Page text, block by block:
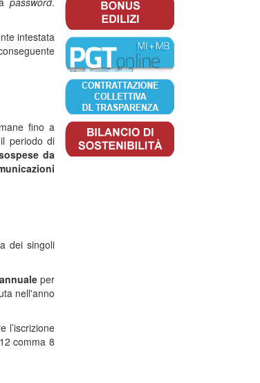
intestata
fino a
periodo di
da
dei singoli
per
nell'anno
l’iscrizione
comma 8